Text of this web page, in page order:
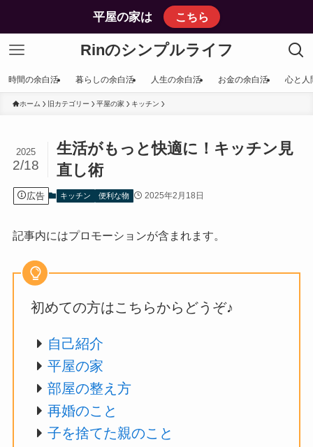
平屋の家は こちら
Rinのシンプルライフ
時間の余白活 暮らしの余白活 人生の余白活 お金の余白活 心と人
ホーム 旧カテゴリー 平屋の家 キッチン
生活がもっと快適に！キッチン見
直し術
2025
2/18
広告 キッチン 便利な物 2025年2月18日
記事内にはプロモーションが含まれます。
初めての方はこちらからどうぞ♪
自己紹介
平屋の家
部屋の整え方
再婚のこと
子を捨てた親のこと